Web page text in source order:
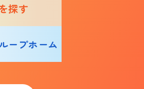
探す
ープホーム